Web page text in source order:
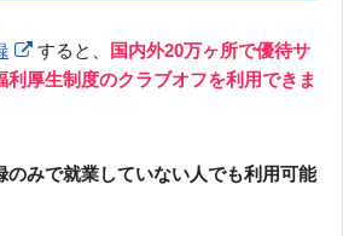
すると、
国内外20万ヶ所で優待サ
利厚生制度のクラブオフを利用できま
のみで就業していない人でも利用可能